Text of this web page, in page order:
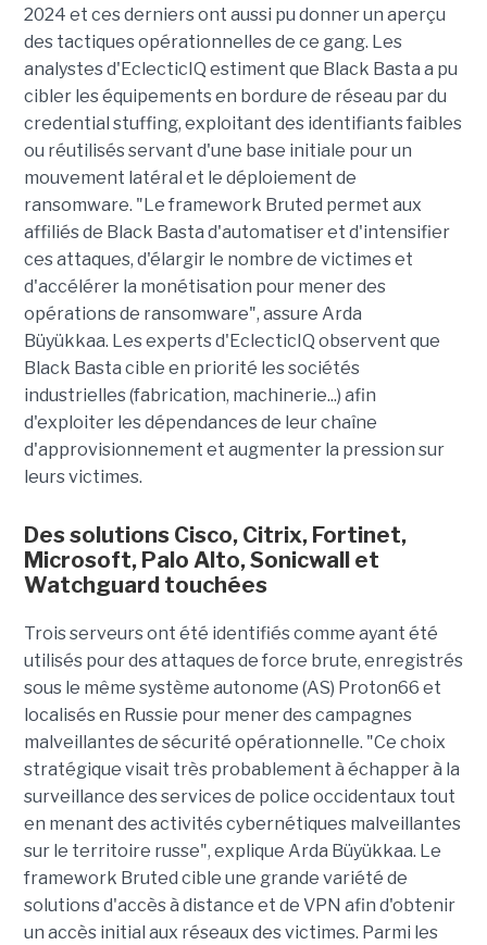
2024 et ces derniers ont aussi pu donner un aperçu
des tactiques opérationnelles de ce gang. Les
analystes d'EclecticIQ estiment que Black Basta a pu
cibler les équipements en bordure de réseau par du
credential stuffing, exploitant des identifiants faibles
ou réutilisés servant d'une base initiale pour un
mouvement latéral et le déploiement de
ransomware. "Le framework Bruted permet aux
affiliés de Black Basta d'automatiser et d'intensifier
ces attaques, d'élargir le nombre de victimes et
d'accélérer la monétisation pour mener des
opérations de ransomware", assure Arda
Büyükkaa. Les experts d'EclecticIQ observent que
Black Basta cible en priorité les sociétés
industrielles (fabrication, machinerie...) afin
d'exploiter les dépendances de leur chaîne
d'approvisionnement et augmenter la pression sur
leurs victimes.
Des solutions Cisco, Citrix, Fortinet,
Microsoft, Palo Alto, Sonicwall et
Watchguard touchées
Trois serveurs ont été identifiés comme ayant été
utilisés pour des attaques de force brute, enregistrés
sous le même système autonome (AS) Proton66 et
localisés en Russie pour mener des campagnes
malveillantes de sécurité opérationnelle. "Ce choix
stratégique visait très probablement à échapper à la
surveillance des services de police occidentaux tout
en menant des activités cybernétiques malveillantes
sur le territoire russe", explique Arda Büyükkaa. Le
framework Bruted cible une grande variété de
solutions d'accès à distance et de VPN afin d'obtenir
un accès initial aux réseaux des victimes. Parmi les